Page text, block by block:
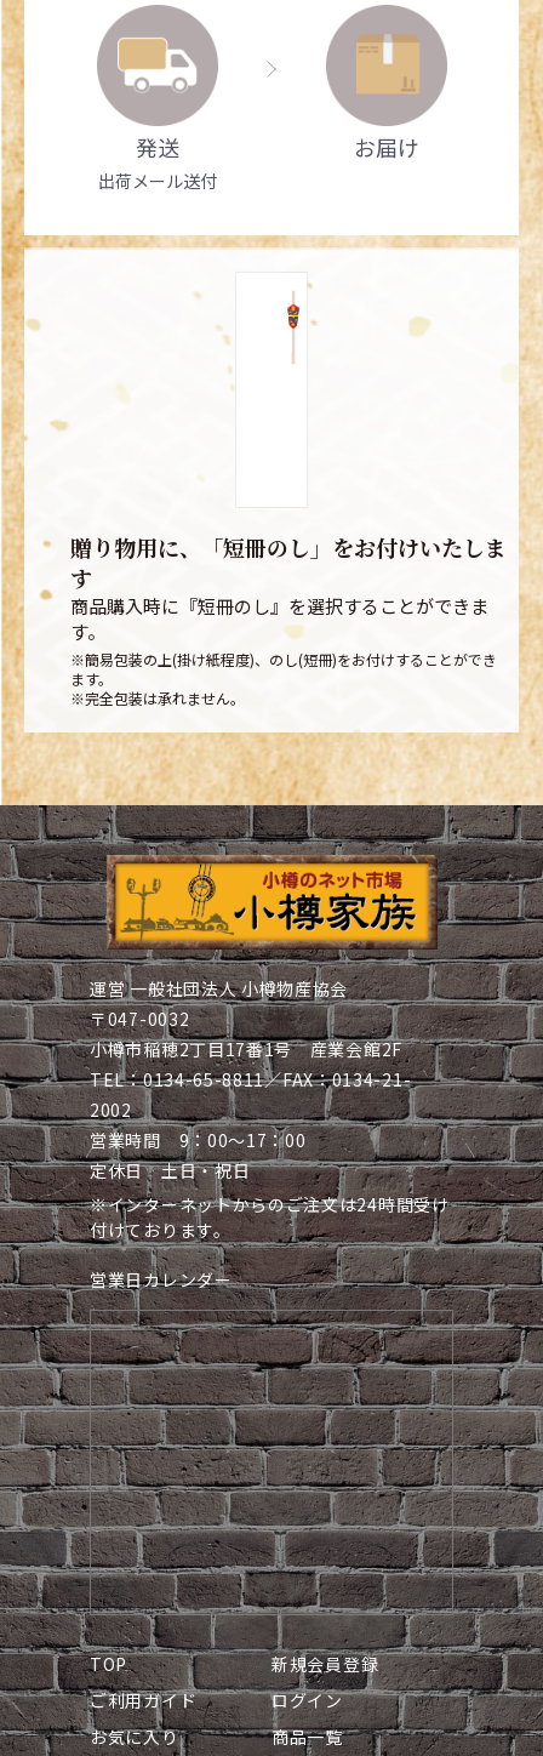
発送
出荷メール送付
お届け
贈り物用に、「短冊のし」をお付けいたしま
す
商品購入時に『短冊のし』を選択することができま
す。
※簡易包装の上(掛け紙程度)、のし(短冊)をお付けすることができ
ます。
※完全包装は承れません。
運営 一般社団法人 小樽物産協会
〒047-0032
小樽市稲穂2丁目17番1号 産業会館2F
TEL：0134-65-8811／FAX：0134-21-
2002
営業時間 9：00～17：00
定休日 土日・祝日
※インターネットからのご注文は24時間受け
付けております。
営業日カレンダー
TOP
新規会員登録
ご利用ガイド
ログイン
お気に入り
商品一覧